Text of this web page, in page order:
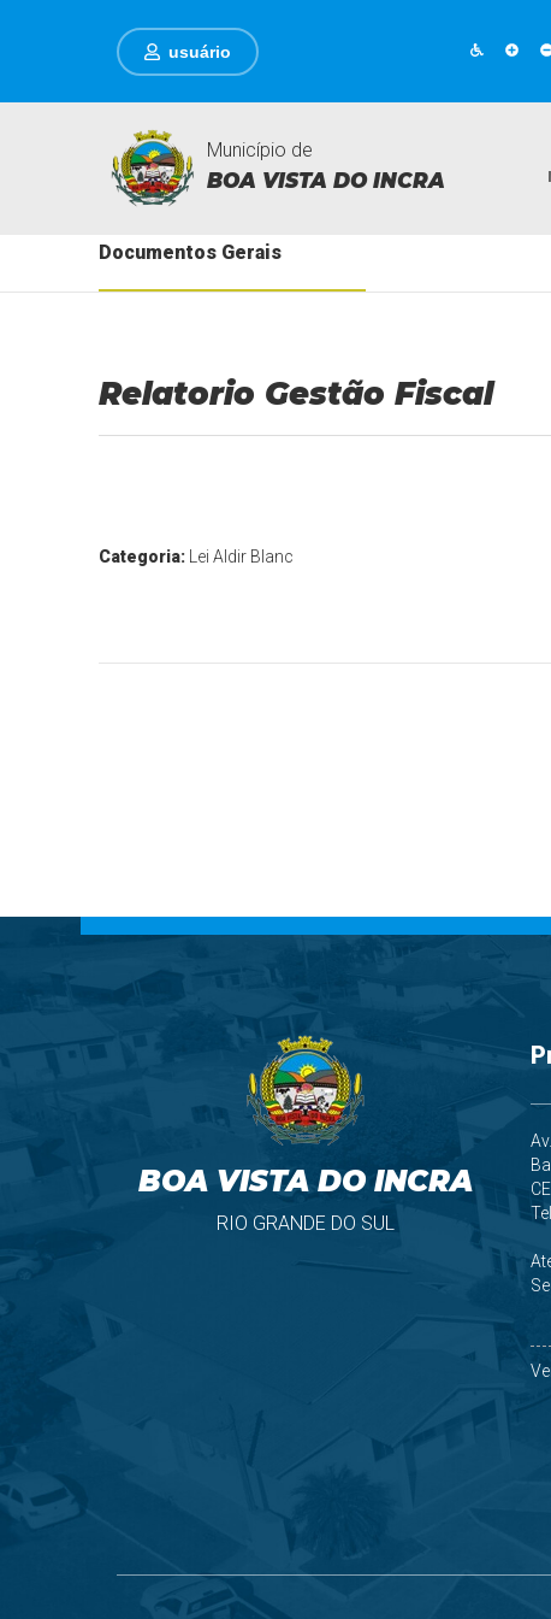
usuário
Município de
BOA VISTA DO INCRA
Documentos Gerais
Relatorio Gestão Fiscal
Categoria: Lei Aldir Blanc
BOA VISTA DO INCRA
RIO GRANDE DO SUL